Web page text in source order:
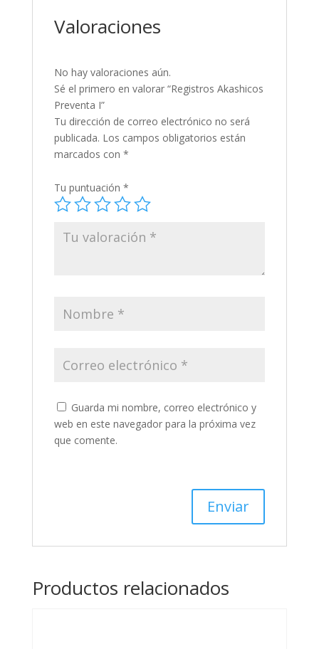
Valoraciones
No hay valoraciones aún.
Sé el primero en valorar “Registros Akashicos
Preventa I”
Tu dirección de correo electrónico no será
publicada. Los campos obligatorios están
marcados con *
Tu puntuación *
Guarda mi nombre, correo electrónico y
web en este navegador para la próxima vez
que comente.
Productos relacionados